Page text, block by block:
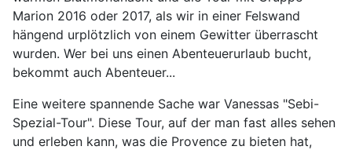
Marion 2016 oder 2017, als wir in einer Felswand
hängend urplötzlich von einem Gewitter überrascht
wurden. Wer bei uns einen Abenteuerurlaub bucht,
bekommt auch Abenteuer...
Eine weitere spannende Sache war Vanessas "Sebi-
Spezial-Tour". Diese Tour, auf der man fast alles sehen
und erleben kann, was die Provence zu bieten hat,